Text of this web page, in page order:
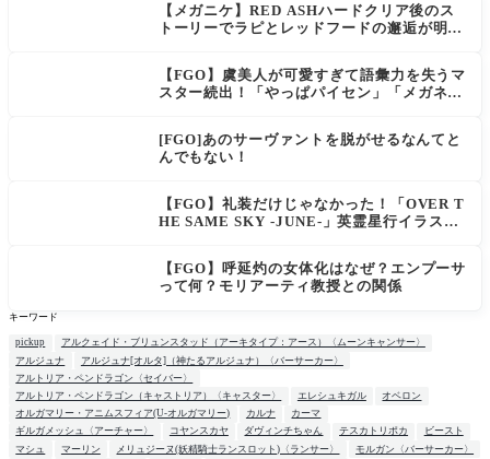
【メガニケ】RED ASHハードクリア後のス
トーリーでラピとレッドフードの邂逅が明か
さん30年寝てた。【勝利の女神NIKKE】
【FGO】虞美人が可愛すぎて語彙力を失うマ
スター続出！「やっぱパイセン」「メガネよ
[FGO]あのサーヴァントを脱がせるなんてと
んでもない！
【FGO】礼装だけじゃなかった！「OVER T
HE SAME SKY -JUNE-」英霊星行イラスト
場
【FGO】呼延灼の女体化はなぜ？エンプーサ
って何？モリアーティ教授との関係
キーワード
pickup
アルクェイド・ブリュンスタッド（アーキタイプ：アース）〈ムーンキャンサー〉
アルジュナ
アルジュナ[オルタ]（神たるアルジュナ）〈バーサーカー〉
アルトリア・ペンドラゴン〈セイバー〉
アルトリア・ペンドラゴン（キャストリア）〈キャスター〉
エレシュキガル
オベロン
オルガマリー・アニムスフィア(U-オルガマリー)
カルナ
カーマ
ギルガメッシュ〈アーチャー〉
コヤンスカヤ ダヴィンチちゃん テスカトリポカ
ビースト
マシュ
マーリン メリュジーヌ(妖精騎士ランスロット)〈ランサー〉
モルガン〈バーサーカー〉